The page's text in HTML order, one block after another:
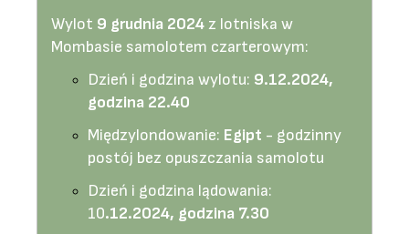
Wylot 9 grudnia 2024 z lotniska w
Mombasie samolotem czarterowym:
Dzień i godzina wylotu: 9.12.2024,
godzina 22.40
Międzylondowanie: Egipt - godzinny
postój bez opuszczania samolotu
Dzień i godzina lądowania:
10.12.2024, godzina 7.30